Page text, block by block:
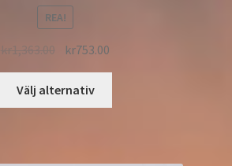
REA!
kr1,363.00 kr753.00
Välj alternativ